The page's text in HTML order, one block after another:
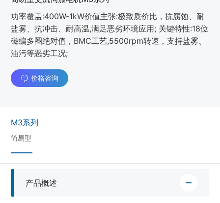
功率覆盖:400W-1kW价值主张:极致质价比，抗腐蚀、耐
盐雾、抗冲击、耐高温,满足恶劣环境应用; 关键特性:18位
磁编多圈绝对值，BMC工艺,5500rpm转速，支持盐雾、
油污等恶劣工况;
价格咨询
M3系列
简易型
产品概述